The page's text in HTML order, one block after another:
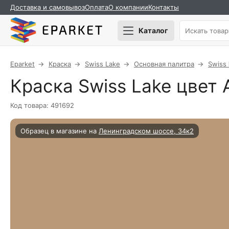
Доставка и самовывозОплатаО компанииКонтакты
Каталог
Eparket Краска Swiss Lake Основная палитра Swiss
Краска Swiss Lake
Код товара: 491692
Образец в магазине на Ленинградском шоссе, 34к2